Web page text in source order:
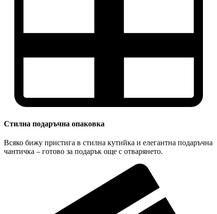
Стилна подаръчна опаковка
Всяко бижу пристига в стилна кутийка и елегантна подаръчна
чантичка – готово за подарък още с отварянето.